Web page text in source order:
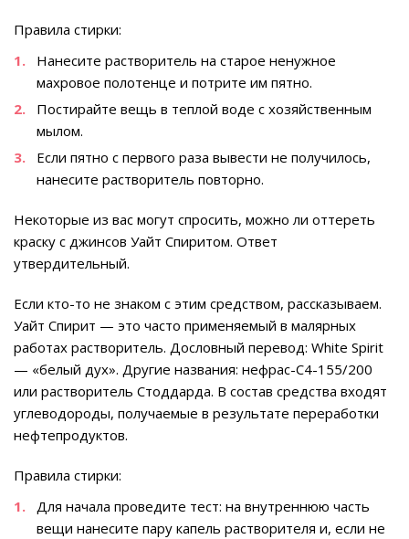
Правила стирки:
Нанесите растворитель на старое ненужное
махровое полотенце и потрите им пятно.
Постирайте вещь в теплой воде с хозяйственным
мылом.
Если пятно с первого раза вывести не получилось,
нанесите растворитель повторно.
Некоторые из вас могут спросить, можно ли оттереть
краску с джинсов Уайт Спиритом. Ответ
утвердительный.
Если кто-то не знаком с этим средством, рассказываем.
Уайт Спирит — это часто применяемый в малярных
работах растворитель. Дословный перевод: White Spirit
— «белый дух». Другие названия: нефрас-С4-155/200
или растворитель Стоддарда. В состав средства входят
углеводороды, получаемые в результате переработки
нефтепродуктов.
Правила стирки:
Для начала проведите тест: на внутреннюю часть
вещи нанесите пару капель растворителя и, если не